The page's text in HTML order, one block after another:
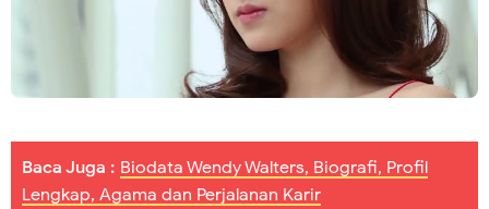
Baca Juga : Biodata Wendy Walters, Biografi, Profil
Lengkap, Agama dan Perjalanan Karir